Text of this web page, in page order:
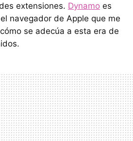
extensiones. Dynamo es
navegador de Apple que me
se adecúa a esta era de